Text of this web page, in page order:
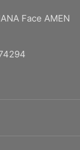
Face AMEN